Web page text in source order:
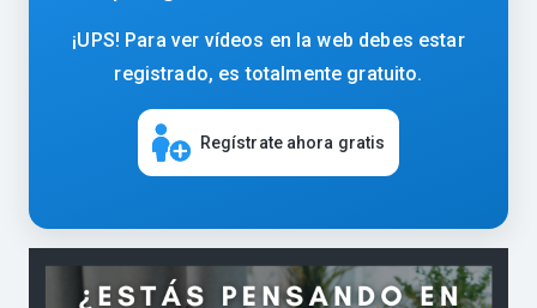
¡UPS! Para ver vídeos en la web debes estar
registrado, es totalmente gratuito.
Regístrate ahora gratis